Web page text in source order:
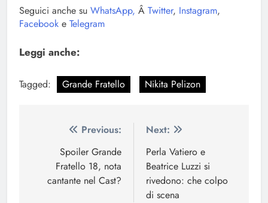
Seguici anche su WhatsApp, Â Twitter, Instagram,
Facebook e Telegram
Leggi anche:
Tagged: Grande Fratello Nikita Pelizon
Navigazione
articoli
Previous:
Spoiler Grande
Fratello 18, nota
cantante nel Cast?
Next:
Perla Vatiero e
Beatrice Luzzi si
rivedono: che colpo
di scena